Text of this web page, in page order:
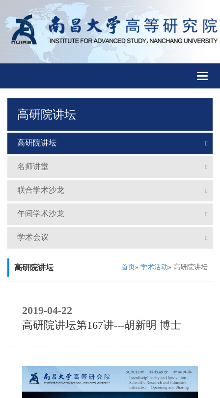
高研院讲坛
高研院讲坛
名师讲堂
联合学术沙龙
午间学术沙龙
学术会议
高研院讲坛 首页» 学术活动» 高研院讲坛
2019-04-22
高研院讲坛第167讲---胡新明 博士